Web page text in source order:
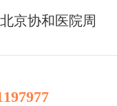
诊+癫痫大额救
京协和医院周